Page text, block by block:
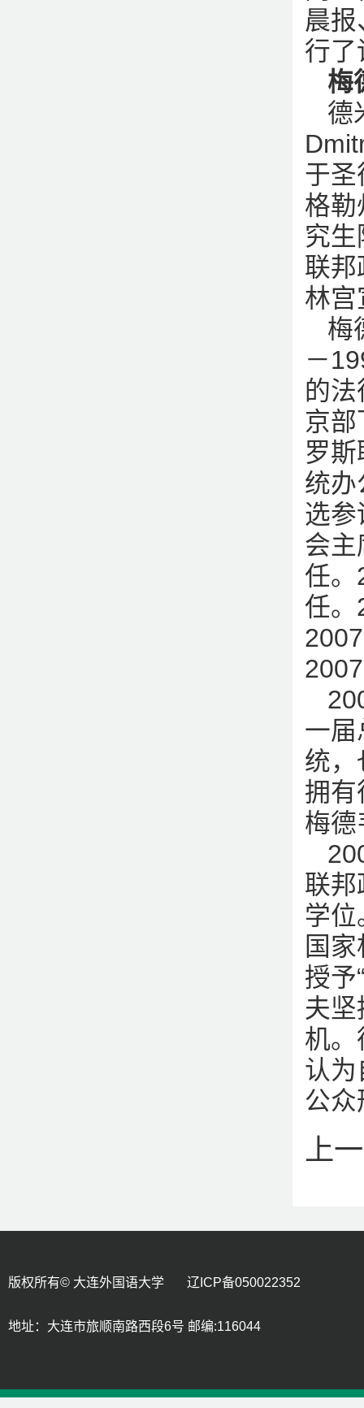
晨
行了
梅
德
于圣
格勒
究
联邦
林宫
梅
－
的
京
罗
统办
选参
会主
任。
任。
一届
统，
拥有
梅德
联邦
学
国
授予
夫
机。
认为
公众
上
版权所有© 大连外国语大学 辽ICP备050022352
地址：大连市旅顺南路西段6号 邮编:116044